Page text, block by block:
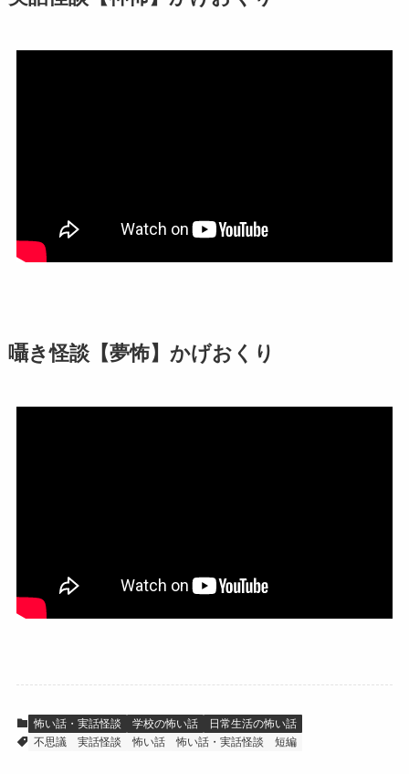
囁き怪談【夢怖】かげおくり
怖い話・実話怪談 学校の怖い話
日常生活の怖い話
不思議
実話怪談 怖い話 怖い話・実話怪談 短編